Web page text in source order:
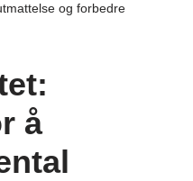
og forbedre
å